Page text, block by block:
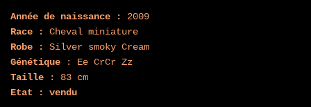
Année de naissance : 2009
Race : Cheval miniature
Robe : Silver smoky Cream
Génétique : Ee CrCr Zz
Taille : 83 cm
Etat : vendu